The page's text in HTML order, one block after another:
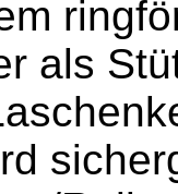
als